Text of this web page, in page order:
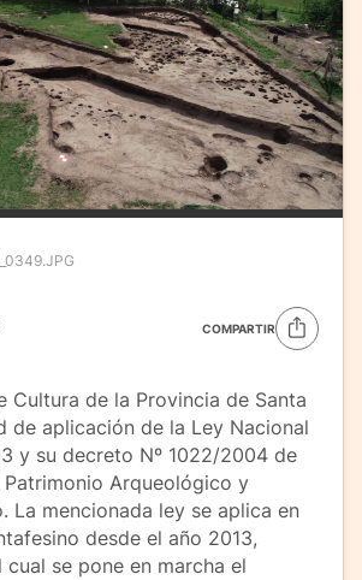
COMPARTIR
Cultura de la Provincia de Santa
de aplicación de la Ley Nacional
y su decreto Nº 1022/2004 de
Arqueológico y
La mencionada ley se aplica en
desde el año 2013,
cual se pone en marcha el